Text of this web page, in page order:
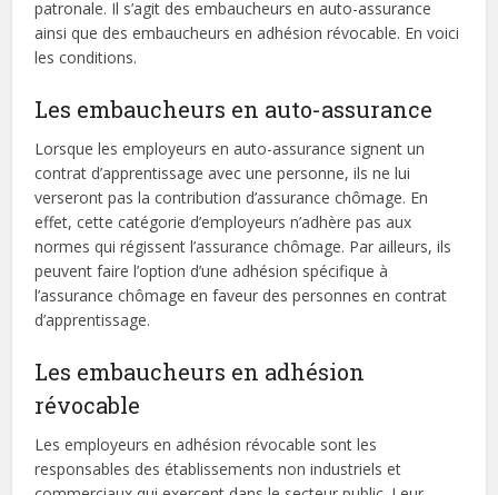
patronale. Il s’agit des embaucheurs en auto-assurance
ainsi que des embaucheurs en adhésion révocable. En voici
les conditions.
Les embaucheurs en auto-assurance
Lorsque les employeurs en auto-assurance signent un
contrat d’apprentissage avec une personne, ils ne lui
verseront pas la contribution d’assurance chômage. En
effet, cette catégorie d’employeurs n’adhère pas aux
normes qui régissent l’assurance chômage. Par ailleurs, ils
peuvent faire l’option d’une adhésion spécifique à
l’assurance chômage en faveur des personnes en contrat
d’apprentissage.
Les embaucheurs en adhésion
révocable
Les employeurs en adhésion révocable sont les
responsables des établissements non industriels et